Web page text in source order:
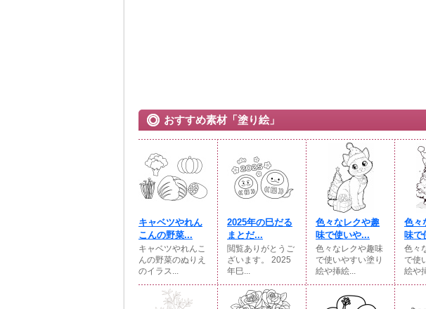
おすすめ素材「塗り絵」
キャベツやれん
こんの野菜...
キャベツやれんこ
んの野菜のぬりえ
のイラス...
2025年の巳だる
まとだ...
閲覧ありがとうご
ざいます。 2025
年巳...
色々なレクや趣
味で使いや...
色々なレクや趣味
で使いやすい塗り
絵や挿絵...
色々
味で
色々
で使
絵や